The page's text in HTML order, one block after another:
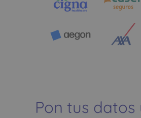
Pon tus